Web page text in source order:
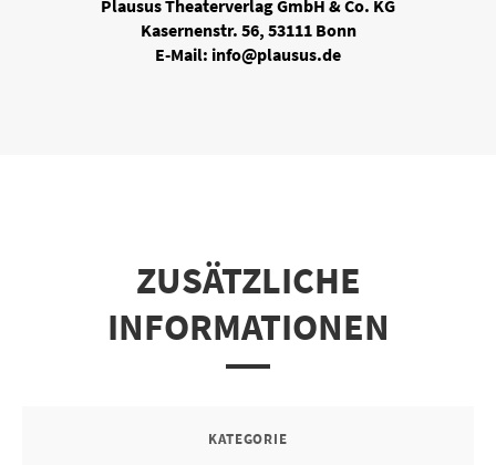
Plausus Theaterverlag GmbH & Co. KG
Kasernenstr. 56, 53111 Bonn
E-Mail: info@plausus.de
ZUSÄTZLICHE
INFORMATIONEN
KATEGORIE